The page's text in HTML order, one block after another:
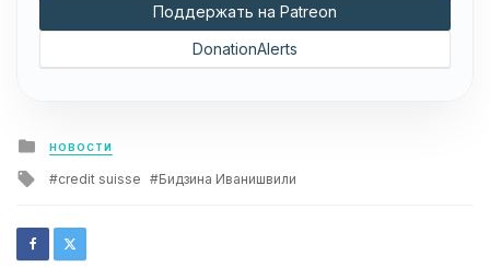
Поддержать на Patreon
DonationAlerts
Posted
in
НОВОСТИ
Tagged
credit suisse Бидзина Иванишвили